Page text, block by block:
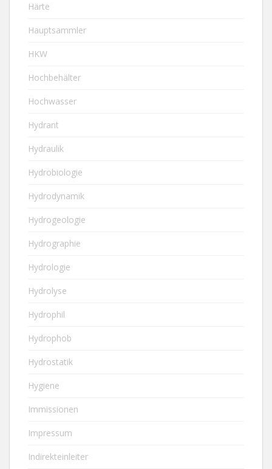
Härte
Hauptsammler
HKW
Hochbehälter
Hochwasser
Hydrant
Hydraulik
Hydrobiologie
Hydrodynamik
Hydrogeologie
Hydrographie
Hydrologie
Hydrolyse
Hydrophil
Hydrophob
Hydrostatik
Hygiene
Immissionen
Impressum
Indirekteinleiter